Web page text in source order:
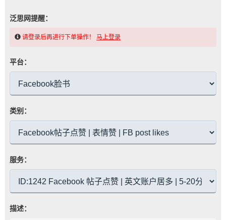
泛思网提醒：
请登录后再进行下单操作！ 马上登录
平台：
类别：
服务：
描述：